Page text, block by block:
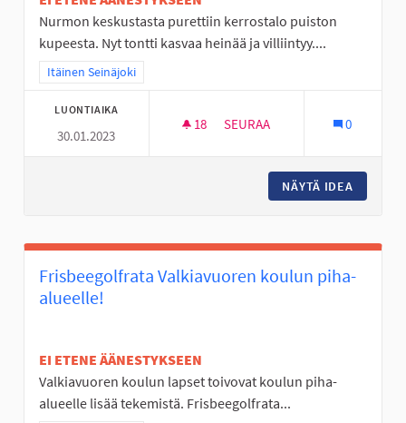
Nurmon keskustasta purettiin kerrostalo puiston
kupeesta. Nyt tontti kasvaa heinää ja villiintyy....
Rajaa tulokset teeman mukaan: Itäinen Seinäjoki
Itäinen Seinäjoki
LUONTIAIKA
30.01.2023
18 18 SEURAAJAA
SEURAA 0
NÄYTÄ IDEA
Frisbeegolfrata Valkiavuoren koulun piha-
alueelle!
EI ETENE ÄÄNESTYKSEEN
Valkiavuoren koulun lapset toivovat koulun piha-
alueelle lisää tekemistä. Frisbeegolfrata...